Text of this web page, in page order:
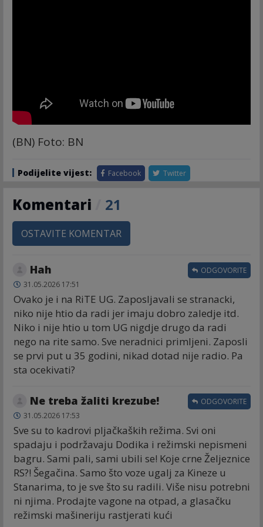
(BN) Foto: BN
Podijelite vijest: Facebook Twitter
Komentari 21
OSTAVITE KOMENTAR
Hah
31.05.2026 17:51
Ovako je i na RiTE UG. Zaposljavali se stranacki,
niko nije htio da radi jer imaju dobro zaledje itd.
Niko i nije htio u tom UG nigdje drugo da radi
nego na rite samo. Sve neradnici primljeni. Zaposli
se prvi put u 35 godini, nikad dotad nije radio. Pa
sta ocekivati?
ODGOVORITE
Ne treba žaliti krezube!
31.05.2026 17:53
Sve su to kadrovi pljačkaških režima. Svi oni
spadaju i podržavaju Dodika i režimski nepismeni
bagru. Sami pali, sami ubili se! Koje crne Željeznice
RS?! Šegačina. Samo što voze ugalj za Kineze u
Stanarima, to je sve što su radili. Više nisu potrebni
ni njima. Prodajte vagone na otpad, a glasačku
režimski mašineriju rastjerati kući
ODGOVORITE